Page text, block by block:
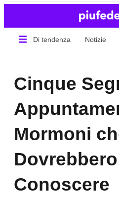
Di tendenza Notizie
Cinque
Mormoni
Dovrebbero
Conoscere